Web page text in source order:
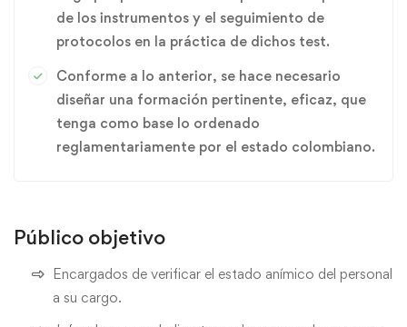
de los instrumentos y el seguimiento de
protocolos en la práctica de dichos test.
Conforme a lo anterior, se hace necesario
diseñar una formación pertinente, eficaz, que
tenga como base lo ordenado
reglamentariamente por el estado colombiano.
Público objetivo
Encargados de verificar el estado anímico del personal
a su cargo.